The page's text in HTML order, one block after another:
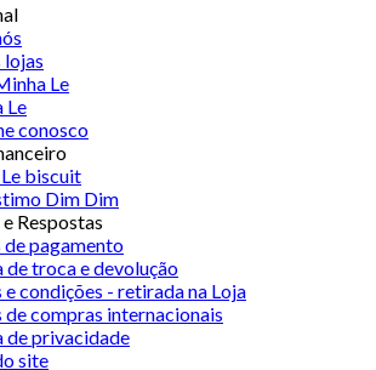
lojas
Le
Le
conosco
biscuit
Dim Dim
Respostas
de pagamento
de troca e devolução
e condições - retirada na Loja
de compras internacionais
de privacidade
site